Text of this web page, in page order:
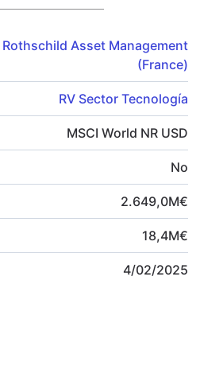
Asset Management
(France)
RV Sector Tecnología
MSCI World NR USD
No
2.649,0M€
18,4M€
4/02/2025